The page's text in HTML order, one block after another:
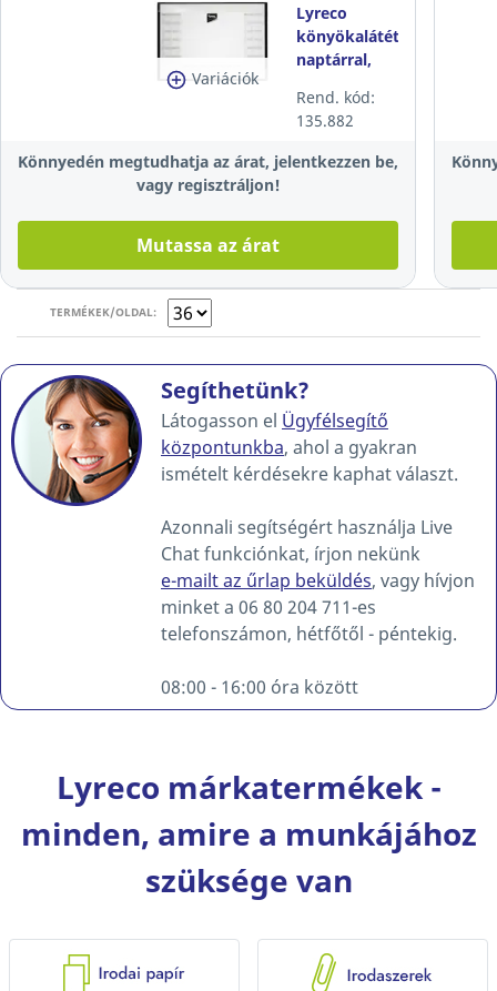
Variációk
Lyreco
könyökalátét
naptárral,
Rend. kód:
135.882
Könnyedén megtudhatja az árat, jelentkezzen be,
vagy regisztráljon!
Mutassa az árat
TERMÉKEK/OLDAL:
Segíthetünk?
Látogasson el Ügyfélsegítő
központunkba, ahol a gyakran
ismételt kérdésekre kaphat választ.
Azonnali segítségért használja Live
Chat funkciónkat, írjon nekünk
e-mailt az űrlap beküldés, vagy hívjon
minket a 06 80 204 711-es
telefonszámon, hétfőtől - péntekig.
08:00 - 16:00 óra között
Lyreco márkatermékek -
minden, amire a munkájához
szüksége van